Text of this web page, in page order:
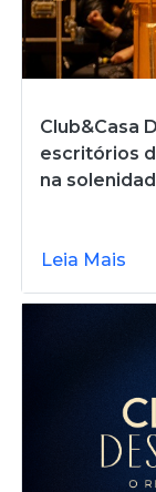
Club&Casa
escritórios
na
Leia Mais